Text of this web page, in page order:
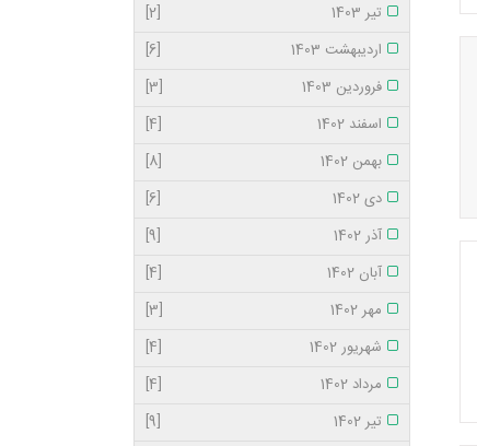
تیر 1403
[2]
اردیبهشت 1403
[6]
فروردین 1403
[3]
اسفند 1402
[4]
بهمن 1402
[8]
دی 1402
[6]
آذر 1402
[9]
آبان 1402
[4]
مهر 1402
[3]
شهریور 1402
[4]
مرداد 1402
[4]
تیر 1402
[9]